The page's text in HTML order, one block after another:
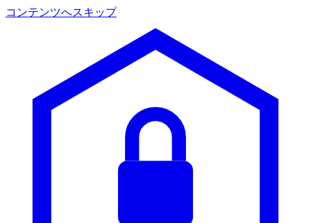
コンテンツへスキップ